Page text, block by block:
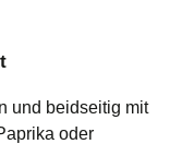
und beidseitig mit
oder